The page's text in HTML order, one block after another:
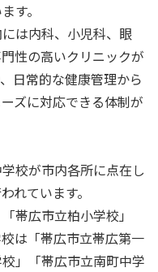
す。
は内科、小児科、眼
性の高いクリニックが
日常的な健康管理から
ズに対応できる体制が
校が市内各所に点在し
れています。
帯広市立柏小学校」
は「帯広市立帯広第一
」「帯広市立南町中学